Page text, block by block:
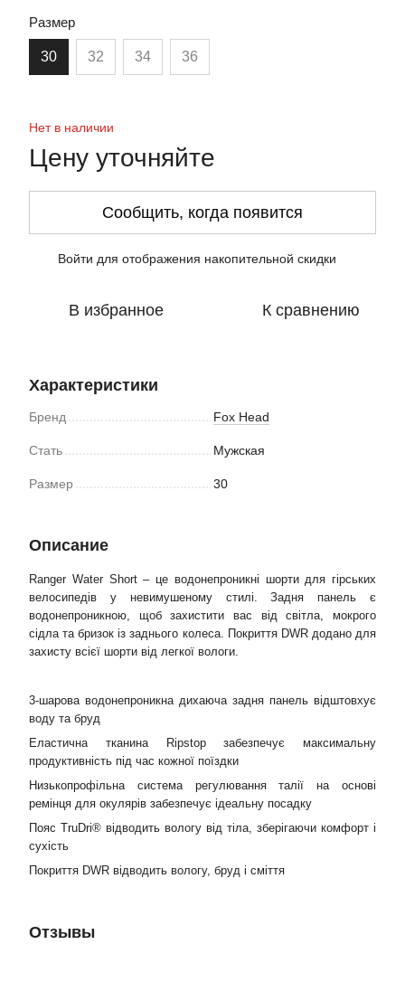
Размер
30 32 34 36
Нет в наличии
Цену уточняйте
Сообщить, когда появится
Войти для отображения накопительной скидки
В избранное К сравнению
Характеристики
Бренд Fox Head
Стать Мужская
Размер 30
Описание
Ranger Water Short – це водонепроникні шорти для гірських
велосипедів у невимушеному стилі. Задня панель є
водонепроникною, щоб захистити вас від світла, мокрого
сідла та бризок із заднього колеса. Покриття DWR додано для
захисту всієї шорти від легкої вологи.
3-шарова водонепроникна дихаюча задня панель відштовхує
воду та бруд
Еластична тканина Ripstop забезпечує максимальну
продуктивність під час кожної поїздки
Низькопрофільна система регулювання талії на основі
ремінця для окулярів забезпечує ідеальну посадку
Пояс TruDri® відводить вологу від тіла, зберігаючи комфорт і
сухість
Покриття DWR відводить вологу, бруд і сміття
Отзывы